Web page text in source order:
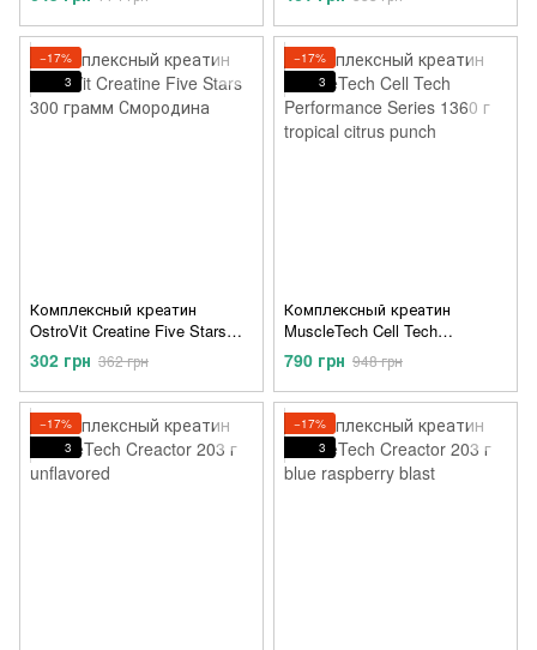
−17%
3
Комплексный креатин
OstroVit Creatine Five Stars
300 грамм Смородина
302 грн 362 грн
−17%
3
Комплексный креатин
MuscleTech Cell Tech
Performance Series 1360 г
tropical citrus punch
790 грн 948 грн
−17%
3
−17%
3